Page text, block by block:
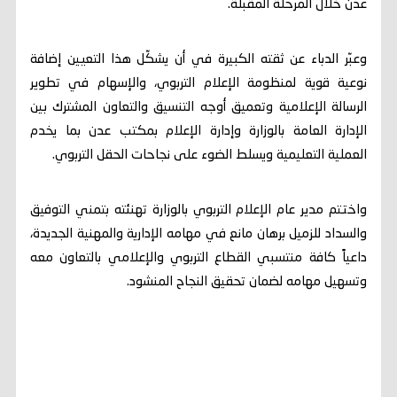
عدن خلال المرحلة المقبلة.
وعبّر الدباء عن ثقته الكبيرة في أن يشكّل هذا التعيين إضافة
نوعية قوية لمنظومة الإعلام التربوي، والإسهام في تطوير
الرسالة الإعلامية وتعميق أوجه التنسيق والتعاون المشترك بين
الإدارة العامة بالوزارة وإدارة الإعلام بمكتب عدن بما يخدم
العملية التعليمية ويسلط الضوء على نجاحات الحقل التربوي.
واختتم مدير عام الإعلام التربوي بالوزارة تهنئته بتمني التوفيق
والسداد للزميل برهان مانع في مهامه الإدارية والمهنية الجديدة،
داعياً كافة منتسبي القطاع التربوي والإعلامي بالتعاون معه
وتسهيل مهامه لضمان تحقيق النجاح المنشود.